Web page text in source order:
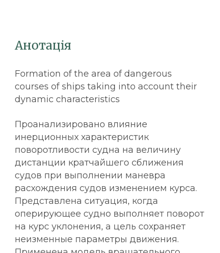
Анотація
Formation of the area of dangerous
courses of ships taking into account their
dynamic characteristics
Проанализировано влияние
инерционных характеристик
поворотливости судна на величину
дистанции кратчайшего сближения
судов при выполнении маневра
расхождения судов изменением курса.
Представлена ситуация, когда
оперирующее судно выполняет поворот
на курс уклонения, а цель сохраняет
неизменные параметры движения.